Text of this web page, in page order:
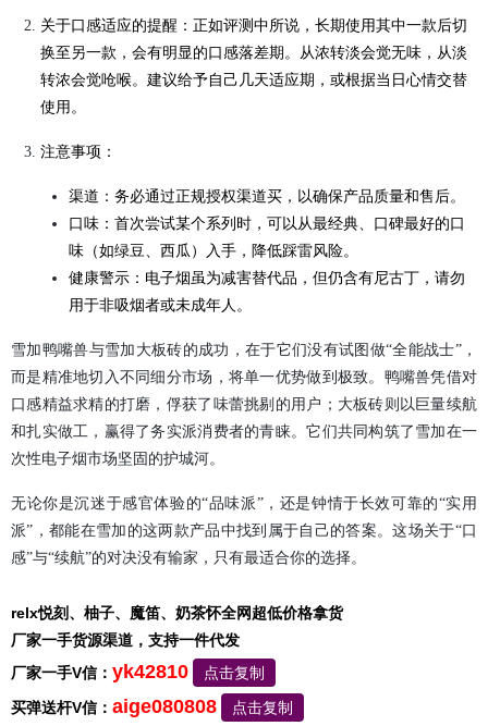
关于口感适应的提醒：正如评测中所说，长期使用其中一款后切
换至另一款，会有明显的口感落差期。从浓转淡会觉无味，从淡
转浓会觉呛喉。建议给予自己几天适应期，或根据当日心情交替
使用。
注意事项：
渠道：务必通过正规授权渠道买，以确保产品质量和售后。
口味：首次尝试某个系列时，可以从最经典、口碑最好的口
味（如绿豆、西瓜）入手，降低踩雷风险。
健康警示：电子烟虽为减害替代品，但仍含有尼古丁，请勿
用于非吸烟者或未成年人。
雪加鸭嘴兽与雪加大板砖的成功，在于它们没有试图做“全能战士”，
而是精准地切入不同细分市场，将单一优势做到极致。鸭嘴兽凭借对
口感精益求精的打磨，俘获了味蕾挑剔的用户；大板砖则以巨量续航
和扎实做工，赢得了务实派消费者的青睐。它们共同构筑了雪加在一
次性电子烟市场坚固的护城河。
无论你是沉迷于感官体验的“品味派”，还是钟情于长效可靠的“实用
派”，都能在雪加的这两款产品中找到属于自己的答案。这场关于“口
感”与“续航”的对决没有输家，只有最适合你的选择。
relx悦刻、柚子、魔笛、奶茶怀全网超低价格拿货
厂家一手货源渠道，支持一件代发
厂家一手V信： yk42810
点击复制
买弹送杆V信： aige080808 点击复制